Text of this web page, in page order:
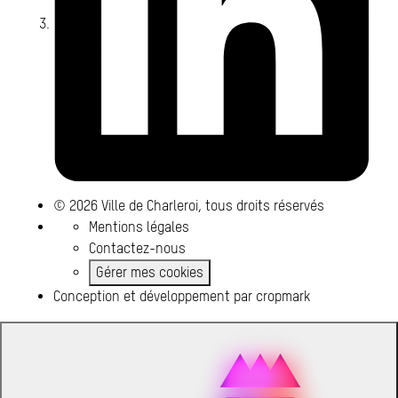
© 2026 Ville de Charleroi, tous droits réservés
Mentions légales
Contactez-nous
Gérer mes cookies
Conception et développement par cropmark